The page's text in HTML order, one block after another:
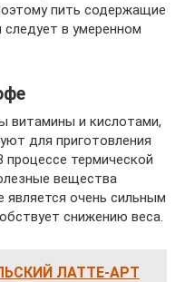
пить содержащие
в умеренном
витамины и кислотами,
для приготовления
термической
вещества
очень сильным
снижению веса.
ЛАТТЕ-АРТ